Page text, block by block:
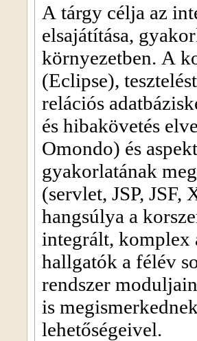
A tárgy célja az
elsajátítása,
környezetben. A
(Eclipse),
relációs
és hibakövetés
Omondo) és
gyakorlatának
(servlet, JSP,
hangsúlya a
integrált, komplex
hallgatók a félév
rendszer
is
lehetőségeivel.